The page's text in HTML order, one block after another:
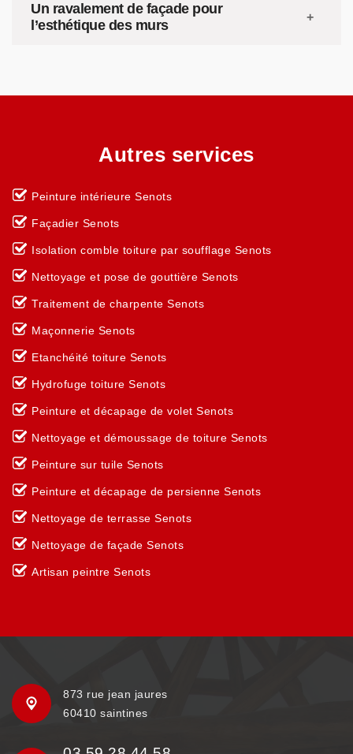
Un ravalement de façade pour
l’esthétique des murs
Autres services
Peinture intérieure Senots
Façadier Senots
Isolation comble toiture par soufflage Senots
Nettoyage et pose de gouttière Senots
Traitement de charpente Senots
Maçonnerie Senots
Etanchéité toiture Senots
Hydrofuge toiture Senots
Peinture et décapage de volet Senots
Nettoyage et démoussage de toiture Senots
Peinture sur tuile Senots
Peinture et décapage de persienne Senots
Nettoyage de terrasse Senots
Nettoyage de façade Senots
Artisan peintre Senots
873 rue jean jaures
60410 saintines